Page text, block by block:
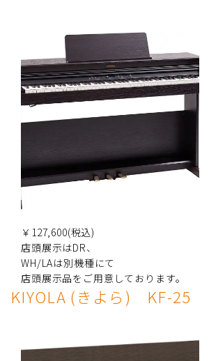
￥127,600(税込)
店頭展示はDR、
WH/LAは別機種にて
店頭展示品をご用意しております。
KIYOLA (きよら) KF-25